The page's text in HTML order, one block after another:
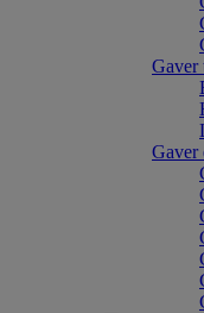
Gaver
Gaver